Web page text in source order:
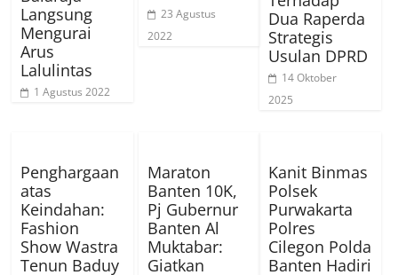
Langsung
Mengurai
Arus
Lalulintas
1 Agustus 2022
23 Agustus
2022
Dua Raperda
Strategis
Usulan DPRD
14 Oktober
2025
Penghargaan
atas
Keindahan:
Fashion
Show Wastra
Tenun Baduy
Maraton
Banten 10K,
Pj Gubernur
Banten Al
Muktabar:
Giatkan
Kanit Binmas
Polsek
Purwakarta
Polres
Cilegon Polda
Banten Hadiri